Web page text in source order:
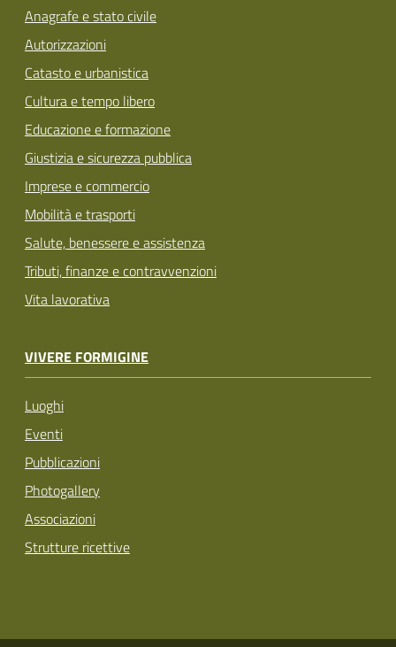
Anagrafe e stato civile
Autorizzazioni
Catasto e urbanistica
Cultura e tempo libero
Educazione e formazione
Giustizia e sicurezza pubblica
Imprese e commercio
Mobilità e trasporti
Salute, benessere e assistenza
Tributi, finanze e contravvenzioni
Vita lavorativa
VIVERE FORMIGINE
Luoghi
Eventi
Pubblicazioni
Photogallery
Associazioni
Strutture ricettive